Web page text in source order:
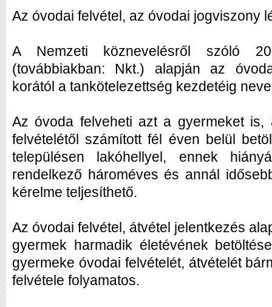
Az óvodai felvétel, az óvodai jogviszony
A Nemzeti köznevelésről szóló
(továbbiakban: Nkt.) alapján az
korától a tankötelezettség kezdetéig
Az óvoda felveheti azt a gyermeket
felvételétől számított fél éven belül
településen lakóhellyel, ennek
rendelkező hároméves és annál
kérelme teljesíthető.
Az óvodai felvétel, átvétel jelentkezés
gyermek harmadik életévének
gyermeke óvodai felvételét, átvételét
felvétele folyamatos.